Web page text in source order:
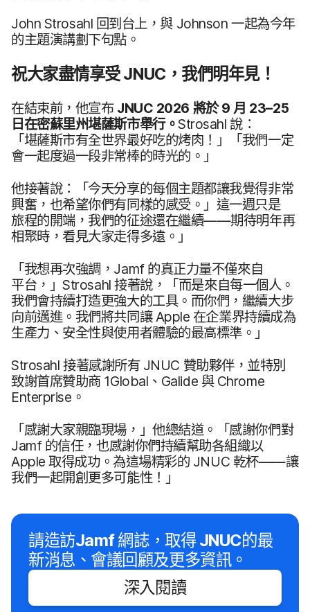
John Strosahl 回到​台上，​與 Johnson 一起為​今年​
的​主題​演​講劃​下​句點。
祝​大家​盡情​享​受JNUC，​我們​明年​見​！
在​結束​前，​他​宣布 JNUC 2026 將​於9 月 23–25
日​在​密蘇里州​堪薩斯市​舉行。Strosahl說：​
「堪薩斯市​有​全​世界​最​好吃​的​烤肉！」​「我們​一定​
會​一起​度​過​一​段​非常​棒​的​時光​的。​」
他​接著​說：​「今天​分享​的​每​個​主題​都​讓​我​覺得​非常​
興奮，​也​希望​你們​有​同樣​的​感受。​」​這​一​週​只是​
旅程​的​開端，​我們​的​征途​還​在​繼續​—​—期​待​明年​再​
相聚​時，​看見​大家​走得​多遠。​」
「我想​再​次​強調， Jamf 的​真正力量​不​僅來自​
平台，​」Strosahl接​著​說，​「而​是​來自​每​一​個​人。​
我們​會​持續​打造​更​強大​的​工具。​而​你們，​繼續​大步​
向​前​邁進。​我們​將​共同​讓Apple 在​企業界​持續​成為​
生產力、​安全性​與​使用​者​體驗​的​最​高​標準。​」
Strosahl 接​著​感謝​所有JNUC 贊助​夥伴，​並​特別​
致謝​首席​贊助商1Global 、 Galide 與Chrome
Enterprise 。
「感謝​大家​親臨​現場，​」​他​總結道。​「感謝​你們​對
Jamf 的​信任，​也​感謝​你們​持續​幫助​各​組織​以
Apple取得​成功。​為​這​場​精彩​的 JNUC 乾杯——​讓​
我們​一起​開創​更多​可能​性！」
請​造訪Jamf網誌，​取得JNUC的​最​
新​消息、​會議​回顧​及​更多​資訊。
深入​閱讀